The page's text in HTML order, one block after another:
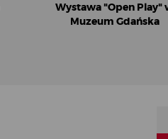
Wystawa "Open Play"
Muzeum Gdańska